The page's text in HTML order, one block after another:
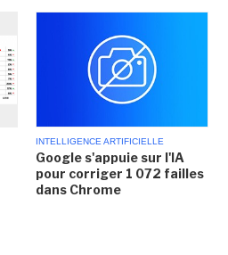
INTELLIGENCE ARTIFICIELLE
Google s'appuie sur l'IA
pour corriger 1 072 failles
dans Chrome